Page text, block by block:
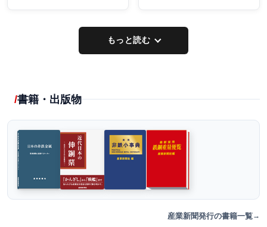
もっと読む
書籍・出版物
産業新聞発行の書籍一覧